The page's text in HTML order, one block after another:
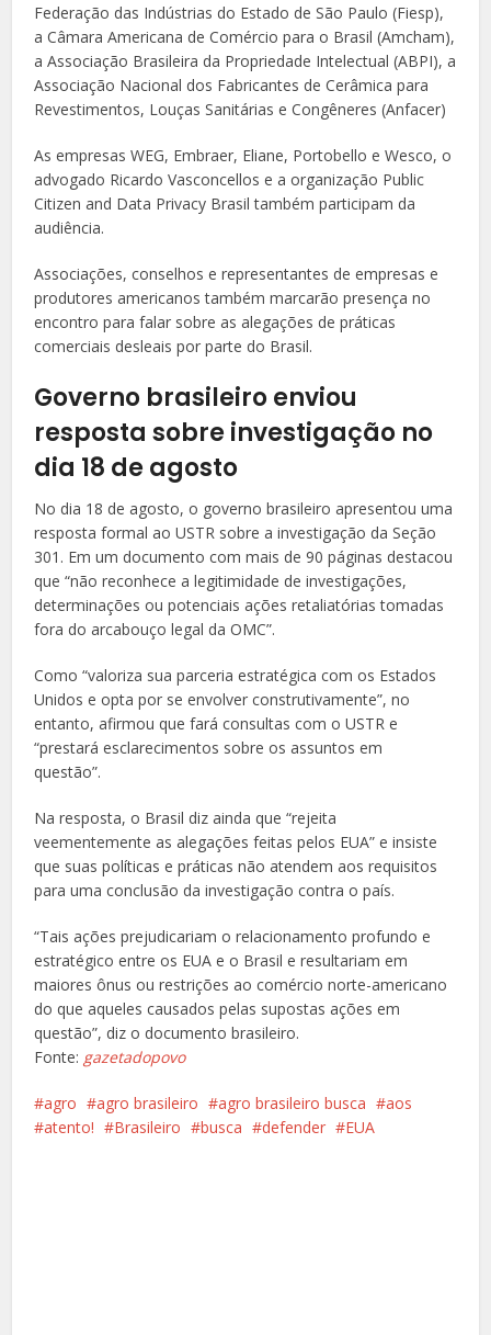
Federação das Indústrias do Estado de São Paulo (Fiesp),
a Câmara Americana de Comércio para o Brasil (Amcham),
a Associação Brasileira da Propriedade Intelectual (ABPI), a
Associação Nacional dos Fabricantes de Cerâmica para
Revestimentos, Louças Sanitárias e Congêneres (Anfacer)
As empresas WEG, Embraer, Eliane, Portobello e Wesco, o
advogado Ricardo Vasconcellos e a organização Public
Citizen and Data Privacy Brasil também participam da
audiência.
Associações, conselhos e representantes de empresas e
produtores americanos também marcarão presença no
encontro para falar sobre as alegações de práticas
comerciais desleais por parte do Brasil.
Governo brasileiro enviou
resposta sobre investigação no
dia 18 de agosto
No dia 18 de agosto, o governo brasileiro apresentou uma
resposta formal ao USTR sobre a investigação da Seção
301. Em um documento com mais de 90 páginas destacou
que “não reconhece a legitimidade de investigações,
determinações ou potenciais ações retaliatórias tomadas
fora do arcabouço legal da OMC”.
Como “valoriza sua parceria estratégica com os Estados
Unidos e opta por se envolver construtivamente”, no
entanto, afirmou que fará consultas com o USTR e
“prestará esclarecimentos sobre os assuntos em
questão”.
Na resposta, o Brasil diz ainda que “rejeita
veementemente as alegações feitas pelos EUA” e insiste
que suas políticas e práticas não atendem aos requisitos
para uma conclusão da investigação contra o país.
“Tais ações prejudicariam o relacionamento profundo e
estratégico entre os EUA e o Brasil e resultariam em
maiores ônus ou restrições ao comércio norte-americano
do que aqueles causados pelas supostas ações em
questão”, diz o documento brasileiro.
Fonte: gazetadopovo
agro agro brasileiro agro brasileiro busca
aos
atento!
Brasileiro busca defender EUA